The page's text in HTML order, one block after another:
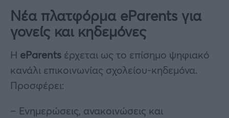
Νέα πλατφόρμα eParents για
γονείς και κηδεμόνες
Η eParents έρχεται ως το επίσημο ψηφιακό
κανάλι επικοινωνίας σχολείου-κηδεμόνα.
Προσφέρει:
– Ενημερώσεις, ανακοινώσεις και